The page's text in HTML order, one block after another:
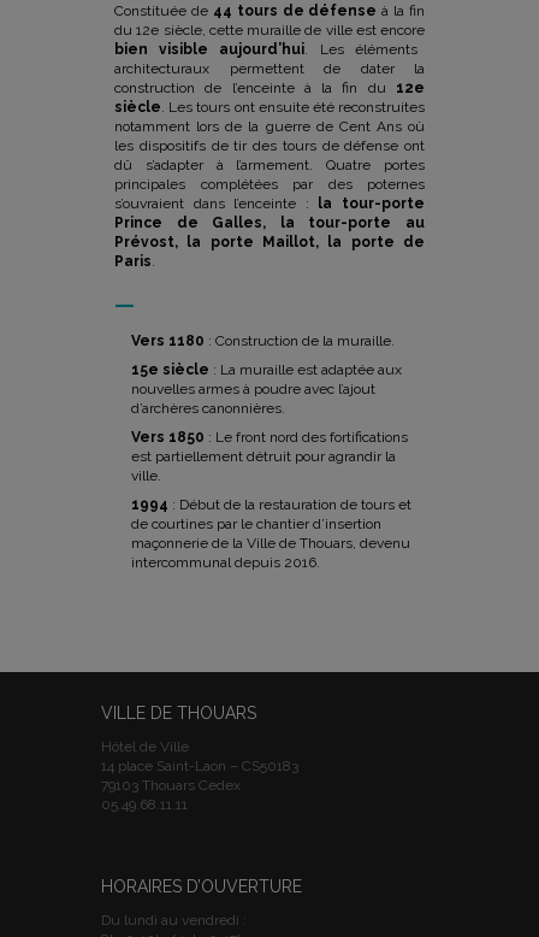
Constituée de 44 tours de défense à la fin
du 12e siècle, cette muraille de ville est encore
bien visible aujourd’hui . Les éléments
architecturaux permettent de dater la
construction de l’enceinte à la fin du 12e
siècle . Les tours ont ensuite été reconstruites
notamment lors de la guerre de Cent Ans où
les dispositifs de tir des tours de défense ont
dû s’adapter à l’armement. Quatre portes
principales complétées par des poternes
s’ouvraient dans l’enceinte :
la tour-porte
Prince de Galles, la tour-porte au
Prévost, la porte Maillot, la porte de
Paris
—
Vers 1180 : Construction de la muraille.
15e siècle : La muraille est adaptée aux
nouvelles armes à poudre avec l’ajout
d’archères canonnières.
Vers 1850 : Le front nord des fortifications
est partiellement détruit pour agrandir la
ville.
1994 : Début de la restauration de tours et
de courtines par le chantier d’insertion
maçonnerie de la Ville de Thouars, devenu
intercommunal depuis 2016.
VILLE DE THOUARS
Hôtel de Ville
14 place Saint-Laon – CS50183
79103 Thouars Cedex
05.49.68.11.11
HORAIRES D’OUVERTURE
Du lundi au vendredi :